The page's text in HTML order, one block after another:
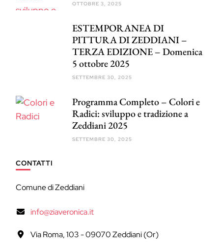
OTTOBRE 3, 2025
ESTEMPORANEA DI
PITTURA DI ZEDDIANI –
TERZA EDIZIONE – Domenica
5 ottobre 2025
SETTEMBRE 30, 2025
Programma Completo – Colori e
Radici: sviluppo e tradizione a
Zeddiani 2025
SETTEMBRE 30, 2025
CONTATTI
Comune di Zeddiani
info@ziaveronica.it
Via Roma, 103 - 09070 Zeddiani (Or)